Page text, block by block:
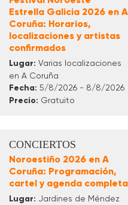
Estrella Galicia 2026 en A
Coruña: Horarios,
localizaciones y artistas
confirmados
Lugar: Varias localizaciones
en A Coruña
Fecha: 5/8/2026 - 8/8/2026
Precio: Gratuito
CONCIERTOS
Noroestiño 2026 en A
Coruña: Programación,
cartel y agenda completa
Lugar: Jardines de Méndez